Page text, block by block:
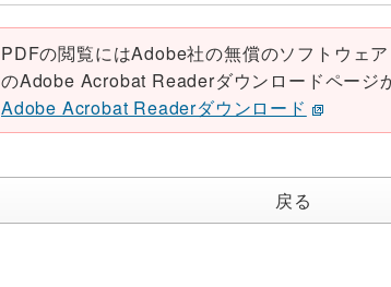
PDFの閲覧にはAdobe社の無償のソフトウェ
のAdobe Acrobat Readerダウンロードページ
Adobe Acrobat Readerダウンロード
戻る